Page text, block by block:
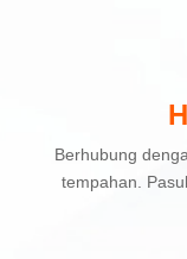
Berhubung
tempahan.